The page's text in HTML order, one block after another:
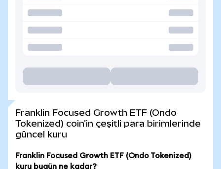
Franklin Focused Growth ETF (Ondo
Tokenized) coin'in çeşitli para birimlerinde
güncel kuru
Franklin Focused Growth ETF (Ondo Tokenized)
kuru bugün ne kadar?